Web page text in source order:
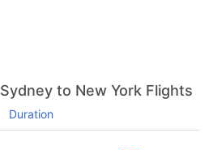
Sydney to New York Flights
Duration